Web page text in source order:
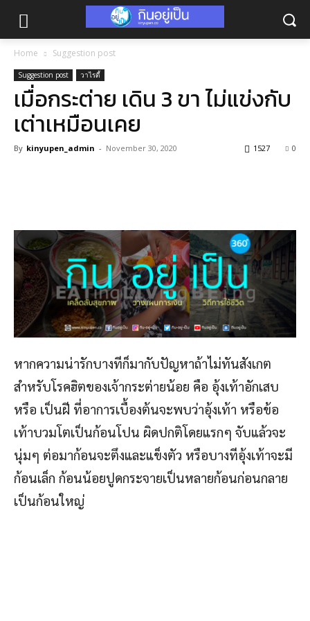
Home Suggestion post
Suggestion post วาไรตี้
เมื่อกระต่าย เดิน 3 ขา ไม่แข่งกับ
เต่าเหมือนเคย
By kinyupen_admin - November 30, 2020 0
1527
หากความน่ารักบางทีก็มากับปัญหาถ้าไม่ทันสังเกต
สำหรับโรคฮิตของเจ้ากระต่ายน้อย คือ อุ้งเท้าอักเสบ
หรือ เป็นฝี ที่อาการเบื้องต้นจะพบว่าอุ้งเท้า หรือข้อ
เท้าบวมโตเป็นก้อนโปน ผิดปกติโดยแรกๆ จับแล้วจะ
นุ่มๆ ต่อมาก้อนจะตึงและแข็งตัว หรือบางทีอุ้งเท้าจะมี
ก้อนเล็ก ก้อนน้อยปูดกระจายเป็นหลายก้อนก่อนกลาย
เป็นก้อนใหญ่